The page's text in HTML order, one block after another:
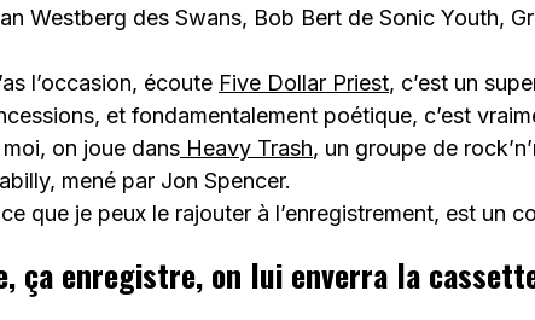
Westberg des Swans, Bob Bert de Sonic Youth,
l’occasion, écoute Five Dollar Priest, c’est un
et fondamentalement poétique, c’est
on joue dans Heavy Trash, un groupe de
mené par Jon Spencer.
que je peux le rajouter à l’enregistrement, est un
ça enregistre, on lui enverra la